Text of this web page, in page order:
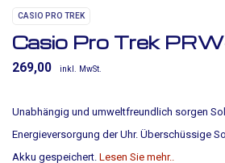
CASIO PRO TREK
Casio Pro Trek
269,00 inkl. MwSt.
Unabhängig und umweltfreundlich sorgen
Energieversorgung der Uhr. Überschüssige
Akku gespeichert. Lesen Sie mehr..